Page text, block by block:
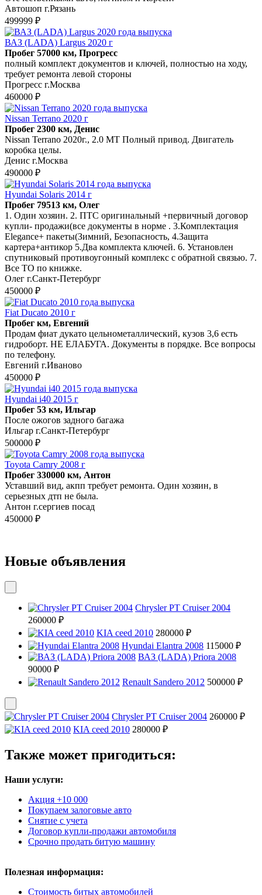
Автошоп г.Рязань
499999 ₽
ВАЗ (LADA) Largus 2020 г
Пробег 57000 км, Прогресс
полный комплект документов и ключей, полностью на ходу,
требует ремонта левой стороны
Прогресс г.Москва
460000 ₽
Nissan Terrano 2020 г
Пробег 2300 км, Денис
Nissan Terrano 2020г., 2.0 МТ Полный привод. Двигатель
коробка целы.
Денис г.Москва
490000 ₽
Hyundai Solaris 2014 г
Пробег 79513 км, Олег
1. Один хозяин. 2. ПТС оригинальный +первичный договор
купли- продажи(все документы в норме . 3.Комплектация
Elegance+ пакеты(Зимний, Безопасность, 4.Защита
картера+антикор 5.Два комплекта ключей. 6. Установлен
спутниковый противоугонный комплекс с обратной связью. 7.
Все ТО по книжке.
Олег г.Санкт-Петербург
450000 ₽
Fiat Ducato 2010 г
Пробег км, Евгений
Продам фиат дукато цельнометаллический, кузов 3,6 есть
гидроборт. НЕ ЕЛАБУГА. Документы в порядке. Все вопросы
по телефону.
Евгений г.Иваново
450000 ₽
Hyundai i40 2015 г
Пробег 53 км, Ильгар
После ожогов задного багажа
Ильгар г.Санкт-Петербург
500000 ₽
Toyota Camry 2008 г
Пробег 330000 км, Антон
Уставший вид, акпп требует ремонта. Один хозяин, в
серьезных дтп не была.
Антон г.сергиев посад
450000 ₽
Новые объявления
Chrysler PT Cruiser 2004
260000 ₽
KIA ceed 2010 280000 ₽
Hyundai Elantra 2008 115000 ₽
ВАЗ (LADA) Priora 2008
90000 ₽
Renault Sandero 2012 500000 ₽
Chrysler PT Cruiser 2004 260000 ₽
KIA ceed 2010 280000 ₽
Также может пригодиться:
Наши услуги:
Акция +10 000
Покупаем залоговые авто
Снятие с учета
Договор купли-продажи автомобиля
Срочно продать битую машину
Полезная информация:
Стоимость битых автомобилей